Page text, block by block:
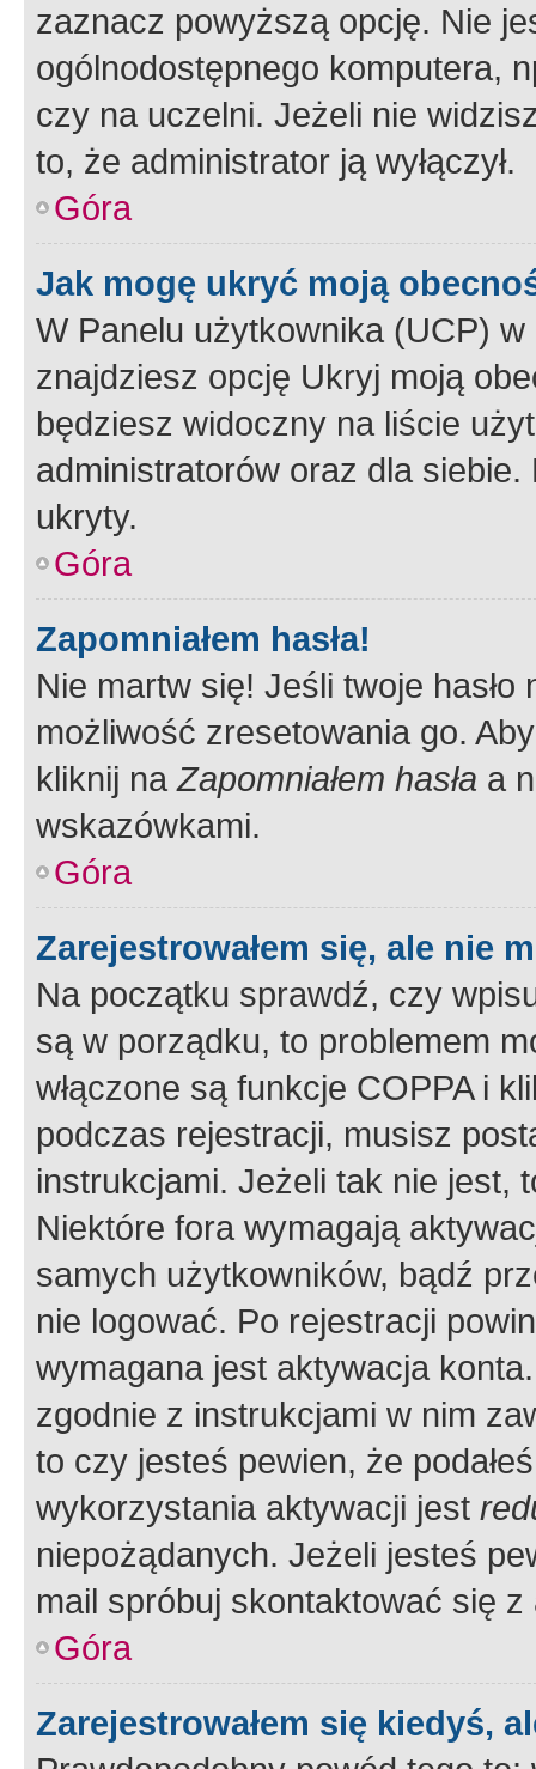
zaznacz powyższą opcję. Nie
ogólnodostępnego komputera,
czy na uczelni. Jeżeli nie
to, że administrator ją wyłączył.
Góra
Jak mogę ukryć moją
W Panelu użytkownika (UCP) w
znajdziesz opcję Ukryj moją
będziesz widoczny na liście
administratorów oraz dla
ukryty.
Góra
Zapomniałem hasła!
Nie martw się! Jeśli twoje
możliwość zresetowania go.
kliknij naZapomniałem hasła a
wskazówkami.
Góra
Zarejestrowałem się, ale nie
Na początku sprawdź, czy
są w porządku, to problemem
włączone są funkcje COPPA i
podczas rejestracji, musisz
instrukcjami. Jeżeli tak nie jest,
Niektóre fora wymagają
samych użytkowników, bądź
nie logować. Po rejestracji
wymagana jest aktywacja
zgodnie z instrukcjami w nim
to czy jesteś pewien, że
wykorzystania aktywacji jest
niepożądanych. Jeżeli jesteś
mail spróbuj skontaktować się
Góra
Zarejestrowałem się kiedyś,